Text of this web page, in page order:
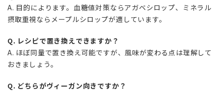
A. 目的によります。血糖値対策ならアガベシロップ、ミネラル
摂取重視ならメープルシロップが適しています。
Q. レシピで置き換えできますか？
A. ほぼ同量で置き換え可能ですが、風味が変わる点は理解して
おきましょう。
Q. どちらがヴィーガン向きですか？